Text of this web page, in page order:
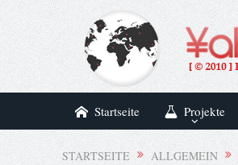
Startseite Projekte
STARTSEITE ALLGEMEIN